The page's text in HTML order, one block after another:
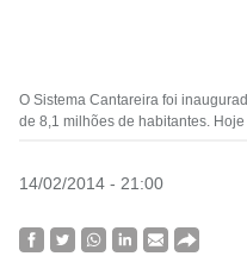
O Sistema Cantareira foi
de 8,1 milhões de habitantes.
14/02/2014 - 21:00